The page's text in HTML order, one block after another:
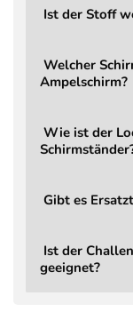
Kippbar
Verstellung
Mast
LED
Lieferumfang
Ist der Stoff
Welcher
Ampelschirm?
Wie ist der
Gibt es
Ist der
geeignet?